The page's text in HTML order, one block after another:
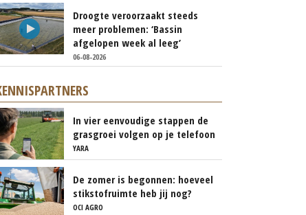
Droogte veroorzaakt steeds
meer problemen: ‘Bassin
afgelopen week al leeg’
06-08-2026
In vier eenvoudige stappen de
grasgroei volgen op je telefoon
YARA
De zomer is begonnen: hoeveel
stikstofruimte heb jij nog?
OCI AGRO